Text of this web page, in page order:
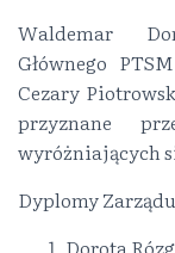
Waldemar
Głównego
Cezary
przyznane
wyróżniających
Dyplomy
Dorota